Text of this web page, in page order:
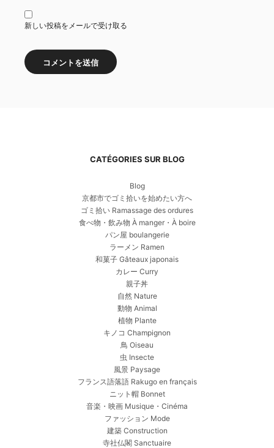
新しい投稿をメールで受け取る
CATÉGORIES SUR BLOG
Blog
京都市でゴミ拾いを始めたい方へ
ゴミ拾い Ramassage des ordures
食べ物・飲み物 À manger・À boire
パン屋 boulangerie
ラーメン Ramen
和菓子 Gâteaux japonais
カレー Curry
親子丼
自然 Nature
動物 Animal
植物 Plante
キノコ Champignon
鳥 Oiseau
虫 Insecte
風景 Paysage
フランス語落語 Rakugo en français
ニット帽 Bonnet
音楽・映画 Musique・Cinéma
ファッション Mode
建築 Construction
寺社仏閣 Sanctuaire